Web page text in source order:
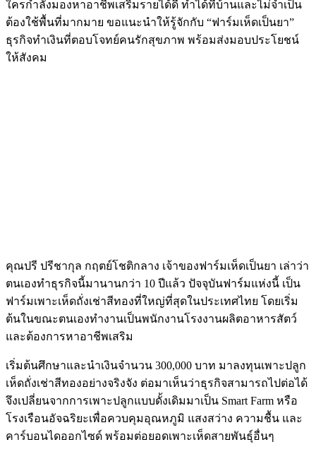
ใครกำลังมองหาอาชีพเสริมรายได้ดี ทำได้ที่บ้านและไม่จำเป็น
ต้องใช้พื้นที่มากมาย ขอแนะนำให้รู้จักกับ “ฟาร์มเห็ดเป็นยา”
ธุรกิจทำเงินที่ตอบโจทย์คนรักสุขภาพ พร้อมส่งมอบประโยชน์
ให้สังคม
คุณปรี ปรีชากุล กฤตย์โชติกลาง เจ้าของฟาร์มเห็ดเป็นยา เล่าว่า
ตนเองทำธุรกิจนี้มานานกว่า 10 ปีแล้ว ปัจจุบันฟาร์มแห่งนี้ เป็น
ฟาร์มเพาะเห็ดถั่งเช่าสีทองที่ใหญ่ที่สุดในประเทศไทย โดยเริ่ม
ต้นในขณะตนเองทำงานเป็นพนักงานโรงงานผลิตอาหารสัตว์
และต้องการหาอาชีพเสริม
เริ่มต้นศึกษาและนำเงินจำนวน 300,000 บาท มาลงทุนเพาะปลูก
เห็ดถั่งเช่าสีทองอย่างจริงจัง ต่อมาเห็นว่าธุรกิจสามารถไปต่อได้
จึงเปลี่ยนจากการเพาะปลูกแบบดั้งเดิมมาเป็น Smart Farm หรือ
โรงเรือนอัจฉริยะเพื่อควบคุมอุณหภูมิ แสงสว่าง ความชื้น และ
คาร์บอนไดออกไซด์ พร้อมต่อยอดเพาะเห็ดสายพันธุ์อื่นๆ